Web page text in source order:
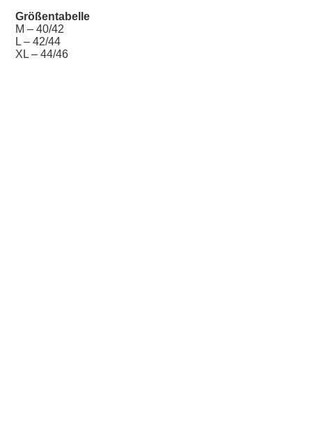
Größentabelle
M – 40/42
L – 42/44
XL – 44/46